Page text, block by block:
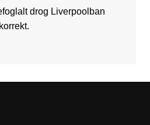
drog Liverpoolban